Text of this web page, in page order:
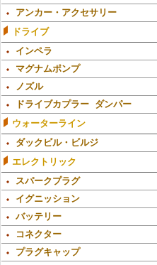
アンカー・アクセサリー
ドライブ
インペラ
マグナムポンプ
ノズル
ドライブカプラー ダンパー
ウォーターライン
ダックビル・ビルジ
エレクトリック
スパークプラグ
イグニッション
バッテリー
コネクター
プラグキャップ